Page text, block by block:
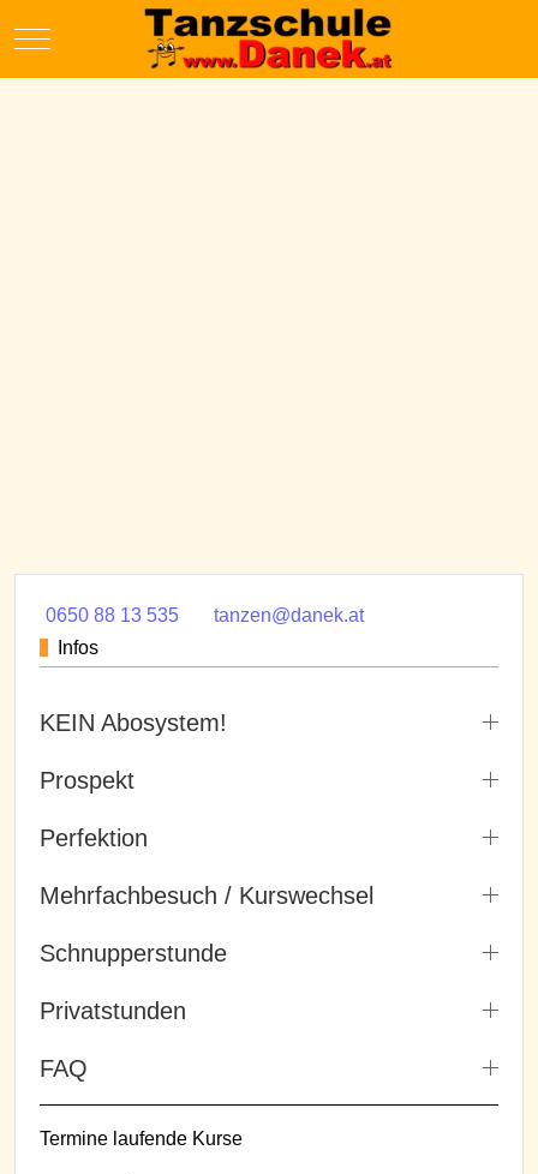
Mobile Menu Toggle
0650 88 13 535
tanzen@danek.at
Infos
KEIN Abosystem!
Prospekt
Perfektion
Mehrfachbesuch / Kurswechsel
Schnupperstunde
Privatstunden
FAQ
Termine laufende Kurse